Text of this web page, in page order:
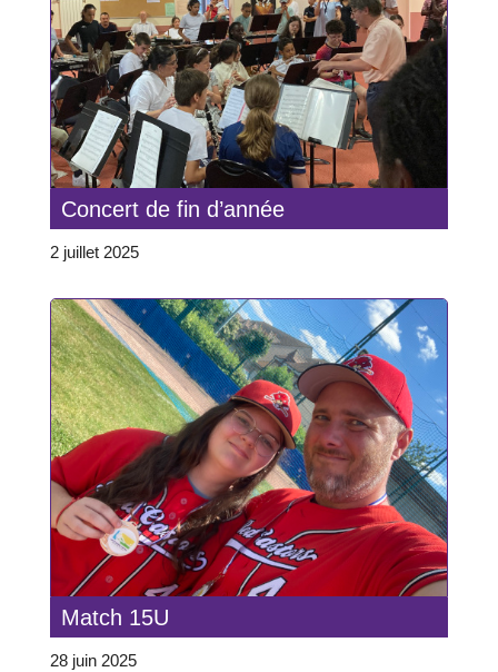
Concert de fin d’année
2 juillet 2025
Match 15U
28 juin 2025